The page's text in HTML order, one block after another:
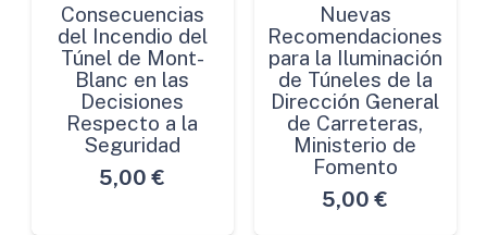
Consecuencias
del Incendio del
Túnel de Mont-
Blanc en las
Decisiones
Respecto a la
Seguridad
5,00 €
Nuevas
Recomendaciones
para la Iluminación
de Túneles de la
Dirección General
de Carreteras,
Ministerio de
Fomento
5,00 €